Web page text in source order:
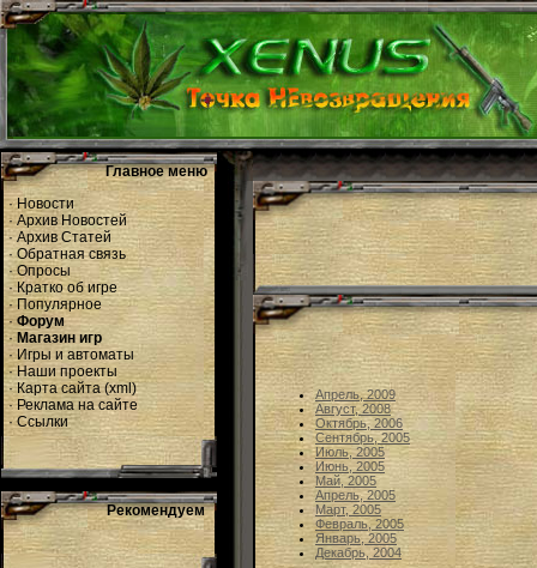
Главное меню
·Новости
·Архив Новостей
·Архив Статей
·Обратная связь
·Опросы
·Кратко об игре
· Популярное
· Форум
·Магазин игр
· Игры и автоматы
·Наши проекты
·Карта сайта(xml )
·Реклама на сайте
·Ссылки
Рекомендуем
Апрель, 2009
Август, 2008
Октябрь, 2006
Сентябрь, 2005
Июль, 2005
Июнь, 2005
Май, 2005
Апрель, 2005
Март, 2005
Февраль, 2005
Январь, 2005
Декабрь, 2004